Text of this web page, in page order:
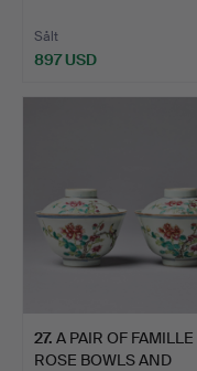
Sålt
897 USD
27. A PAIR OF FAMILLE
ROSE BOWLS AND